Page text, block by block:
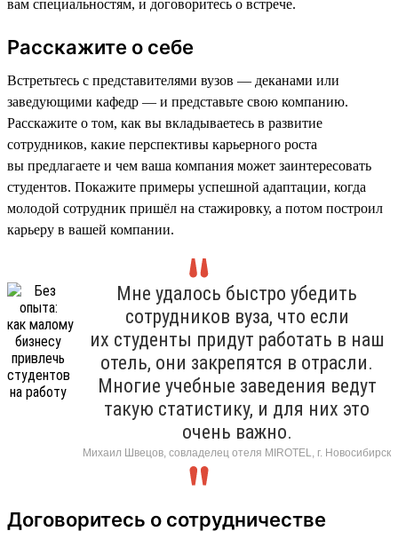
вам специальностям, и договоритесь о встрече.
Расскажите о себе
Встретьтесь с представителями вузов — деканами или
заведующими кафедр — и представьте свою компанию.
Расскажите о том, как вы вкладываетесь в развитие
сотрудников, какие перспективы карьерного роста
вы предлагаете и чем ваша компания может заинтересовать
студентов. Покажите примеры успешной адаптации, когда
молодой сотрудник пришёл на стажировку, а потом построил
карьеру в вашей компании.
Мне удалось быстро убедить
сотрудников вуза, что если
их студенты придут работать в наш
отель, они закрепятся в отрасли.
Многие учебные заведения ведут
такую статистику, и для них это
очень важно.
Михаил Швецов, совладелец отеля MIROTEL, г. Новосибирск
Договоритесь о сотрудничестве